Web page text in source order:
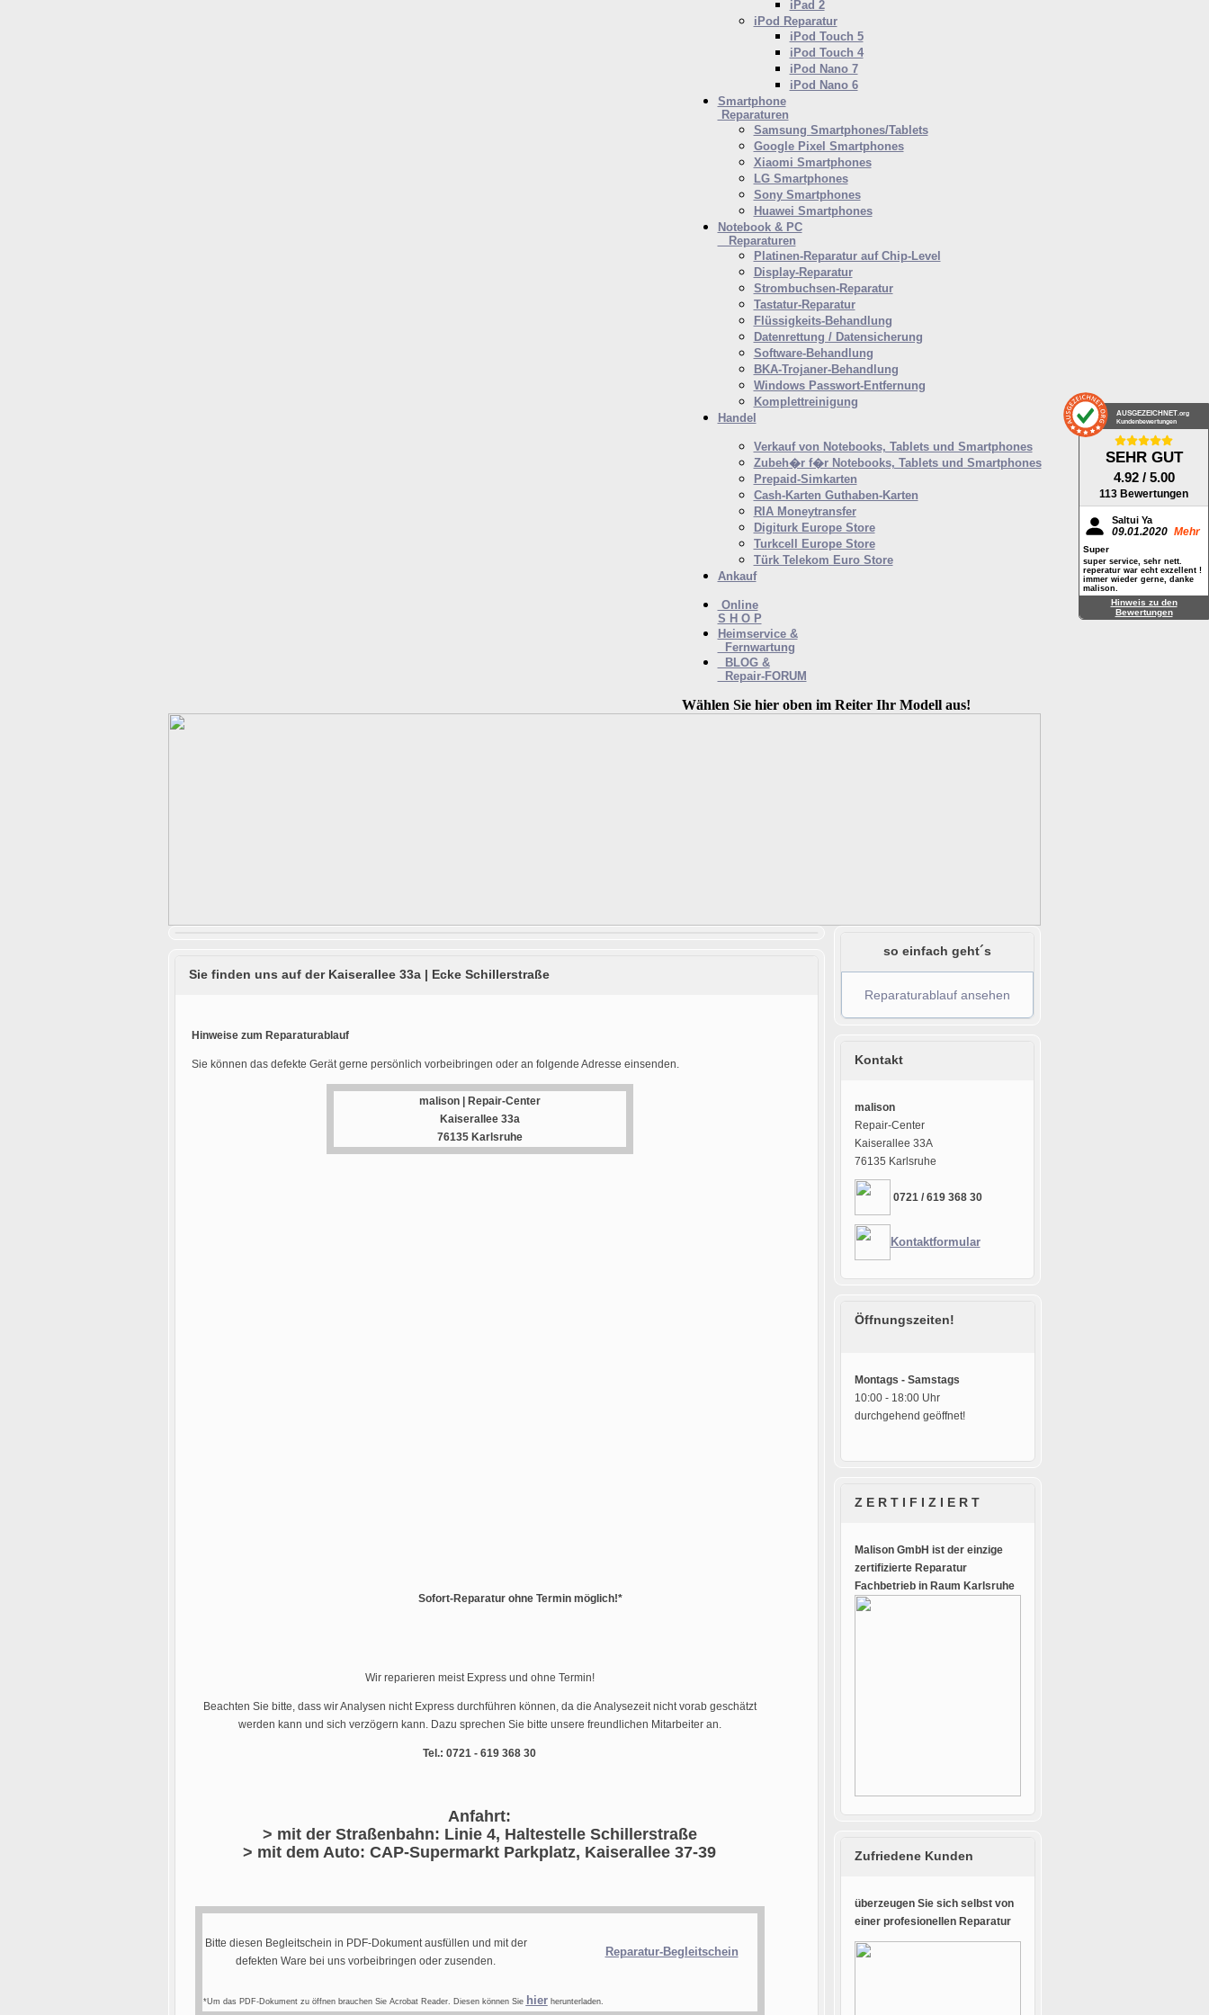
iPad 2
iPod Reparatur
iPod Touch 5
iPod Touch 4
iPod Nano 7
iPod Nano 6
Smartphone
Reparaturen
Samsung Smartphones/Tablets
Google Pixel Smartphones
Xiaomi Smartphones
LG Smartphones
Sony Smartphones
Huawei Smartphones
Notebook & PC
Reparaturen
Platinen-Reparatur auf Chip-Level
Display-Reparatur
Strombuchsen-Reparatur
Tastatur-Reparatur
Flüssigkeits-Behandlung
Datenrettung / Datensicherung
Software-Behandlung
BKA-Trojaner-Behandlung
Windows Passwort-Entfernung
Komplettreinigung
Handel
Verkauf von Notebooks, Tablets und Smartphones
Zubeh�r f�r Notebooks, Tablets und Smartphones
Prepaid-Simkarten
Cash-Karten Guthaben-Karten
RIA Moneytransfer
Digiturk Europe Store
Turkcell Europe Store
Türk Telekom Euro Store
Ankauf
Online
S H O P
Heimservice &
Fernwartung
BLOG &
Repair-FORUM
Wählen Sie hier oben im Reiter Ihr Modell aus!
Sie finden uns auf der Kaiserallee 33a | Ecke Schillerstraße
Hinweise zum Reparaturablauf
Sie können das defekte Gerät gerne persönlich vorbeibringen oder an folgende Adresse einsenden.
malison | Repair-Center
Kaiserallee 33a
76135 Karlsruhe
Sofort-Reparatur ohne Termin möglich!*
Wir reparieren meist Express und ohne Termin!
Beachten Sie bitte, dass wir Analysen nicht Express durchführen können, da die Analysezeit nicht vorab geschätzt
werden kann und sich verzögern kann. Dazu sprechen Sie bitte unsere freundlichen Mitarbeiter an.
Tel.: 0721 - 619 368 30
Anfahrt:
> mit der Straßenbahn: Linie 4, Haltestelle Schillerstraße
> mit dem Auto: CAP-Supermarkt Parkplatz, Kaiserallee 37-39
Bitte diesen Begleitschein in PDF-Dokument ausfüllen und mit der
defekten Ware bei uns vorbeibringen oder zusenden.
Reparatur-Begleitschein
*Um das PDF-Dokument zu öffnen brauchen Sie Acrobat Reader. Diesen können Sie hierherunterladen.
so einfach geht´s
Reparaturablauf ansehen
Kontakt
malison
Repair-Center
Kaiserallee 33A
76135 Karlsruhe
0721 / 619 368 30
Kontaktformular
Öffnungszeiten!
Montags - Samstags
10:00 - 18:00 Uhr
durchgehend geöffnet!
Z E R T I F I Z I E R T
Malison GmbH ist der einzige
zertifizierte Reparatur
Fachbetrieb in Raum Karlsruhe
Zufriedene Kunden
überzeugen Sie sich selbst von
einer profesionellen Reparatur
AUSGEZEICHNET .org
Kundenbewertungen
SEHR GUT
4.92 / 5.00
113 Bewertungen
Saltui Ya
09.01.2020 Mehr
Super
super service, sehr nett.
reperatur war echt exzellent !
immer wieder gerne, danke
malison.
Hinweis zu den
Bewertungen